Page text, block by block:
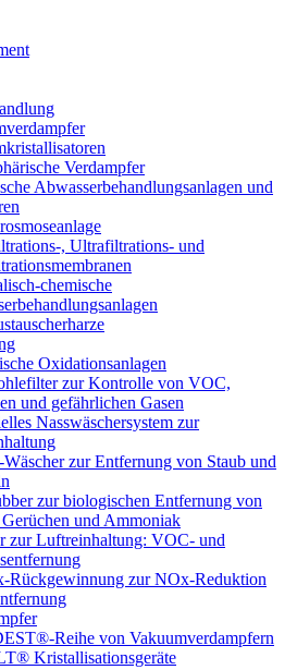
Verdampfer
Abwasserbehandlungsanlagen und
, Ultrafiltrations- und
chemische
Oxidationsanlagen
zur Kontrolle von VOC,
und gefährlichen Gasen
Nasswäschersystem zur
zur Entfernung von Staub und
zur biologischen Entfernung von
und Ammoniak
zur Luftreinhaltung: VOC- und
Rückgewinnung zur NOx-Reduktion
Reihe von Vakuumverdampfern
Kristallisationsgeräte